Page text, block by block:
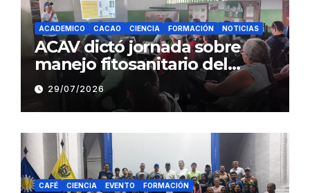
ACADEMICO CACAO CIENCIA FORMACIÓN NOTICIAS
ACAV dictó jornada sobre
manejo fitosanitario del
cacao a productores del
estado Barinas
29/07/2026
CAFÉ CIENCIA EVENTO FORMACIÓN